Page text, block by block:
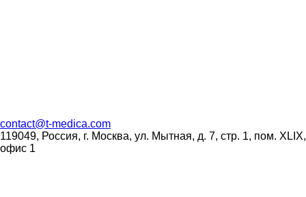
contact@t-medica.com
119049, Россия, г. Москва, ул. Мытная, д. 7, стр. 1, пом. XLIX,
офис 1